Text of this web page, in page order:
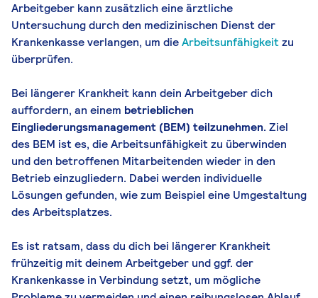
Arbeitgeber kann zusätzlich eine ärztliche
Untersuchung durch den medizinischen Dienst der
Krankenkasse verlangen, um dieArbeitsunfähigkeitzu
überprüfen.
Bei längerer Krankheit kann dein Arbeitgeber dich
auffordern, an einem betrieblichen
Eingliederungsmanagement (BEM) teilzunehmen. Ziel
des BEM ist es, die Arbeitsunfähigkeit zu überwinden
und den betroffenen Mitarbeitenden wieder in den
Betrieb einzugliedern. Dabei werden individuelle
Lösungen gefunden, wie zum Beispiel eine Umgestaltung
des Arbeitsplatzes.
Es ist ratsam, dass du dich bei längerer Krankheit
frühzeitig mit deinem Arbeitgeber und ggf. der
Krankenkasse in Verbindung setzt, um mögliche